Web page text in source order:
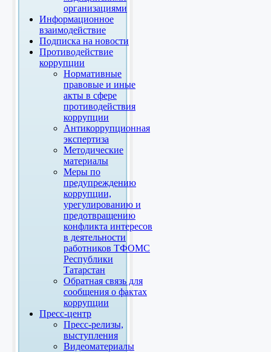
организациями
Информационное
взаимодействие
Подписка на новости
Противодействие
коррупции
Нормативные
правовые и иные
акты в сфере
противодействия
коррупции
Антикоррупционная
экспертиза
Методические
материалы
Меры по
предупреждению
коррупции,
урегулированию и
предотвращению
конфликта интересов
в деятельности
работников ТФОМС
Республики
Татарстан
Обратная связь для
сообщения о фактах
коррупции
Пресс-центр
Пресс-релизы,
выступления
Видеоматериалы